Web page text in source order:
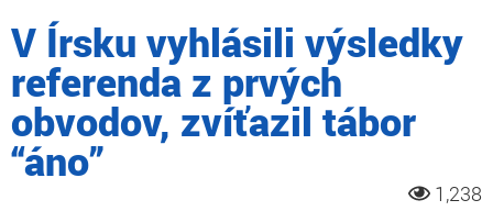
V Írsku vyhlásili výsledky
referenda z prvých
obvodov, zvíťazil tábor
“áno”
1,238